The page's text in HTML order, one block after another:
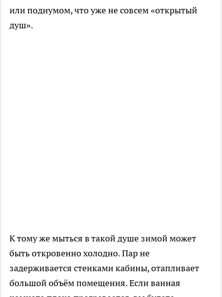
или подиумом, что уже не совсем «открытый
душ».
К тому же мыться в такой душе зимой может
быть откровенно холодно. Пар не
задерживается стенками кабины, отапливает
большой объём помещения. Если ванная